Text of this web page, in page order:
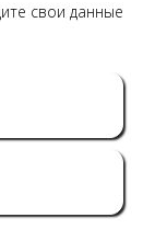
свои данные